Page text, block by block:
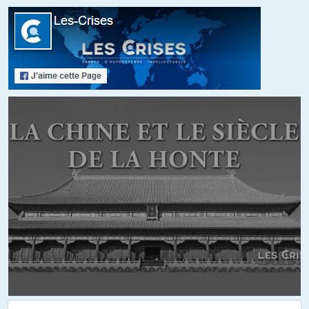
Lt Briggs//09.06.2026 à 20h17
La face obscure du pari ukrainien
des centaines de milliers d’anciens soldats endurcis par les combats.
Si l’Union la rejette, rien ne garantit que des factions puissantes ne se
détourneront pas de l’Occident »
Ma foi, ces masses d’anciens combattants ukrainiens, qui seront
certainement amers et qui auront du mal à revenir à la vie civile, ne
sont pas sans rappeler les millions de démobilisés à l’issue de la
Première guerre mondiale qui ont déstabilisé les démocraties
fragilisées par ce conflit, spécialement en Italie et en Allemagne.
Mieux vaut les avoir avec soi que contre soi, fait dire l’auteur de
les élites à Rome et à Berlin quand elles ont offert le pouvoir aux